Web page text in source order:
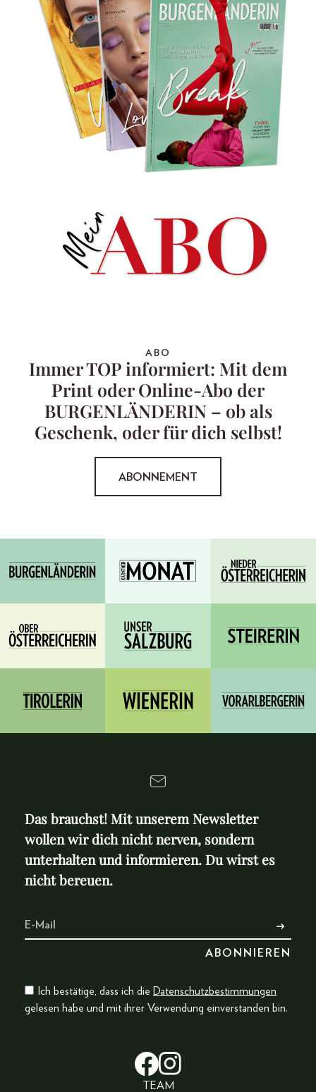
ABO
Immer TOP informiert: Mit dem
Print oder Online-Abo der
BURGENLÄNDERIN – ob als
Geschenk, oder für dich selbst!
ABONNEMENT
Das brauchst! Mit unserem Newsletter
wollen wir dich nicht nerven, sondern
unterhalten und informieren. Du wirst es
nicht bereuen.
Ich bestätige, dass ich die Datenschutzbestimmungen
gelesen habe und mit ihrer Verwendung einverstanden bin.
TEAM